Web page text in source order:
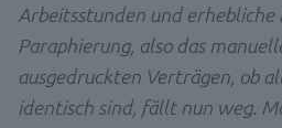
Arbeitsstunden und erhebliche
Paraphierung, also das
ausgedruckten Verträgen, ob
identisch sind, fällt nun weg.